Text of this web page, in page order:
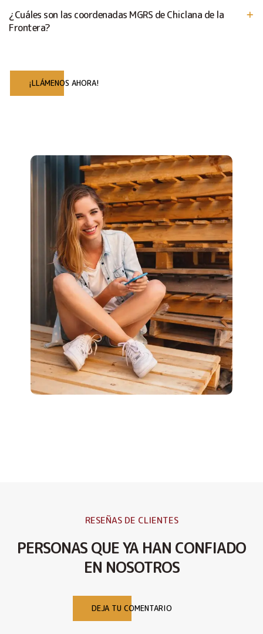
¿Cuáles son las coordenadas MGRS de Chiclana de la
Frontera?
¡LLÁMENOS AHORA!
RESEÑAS DE CLIENTES
PERSONAS QUE YA HAN CONFIADO
EN NOSOTROS
DEJA TU COMENTARIO